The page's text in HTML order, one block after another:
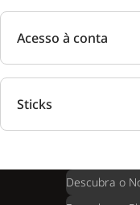
Acesso à conta
Sticks
Descubra o